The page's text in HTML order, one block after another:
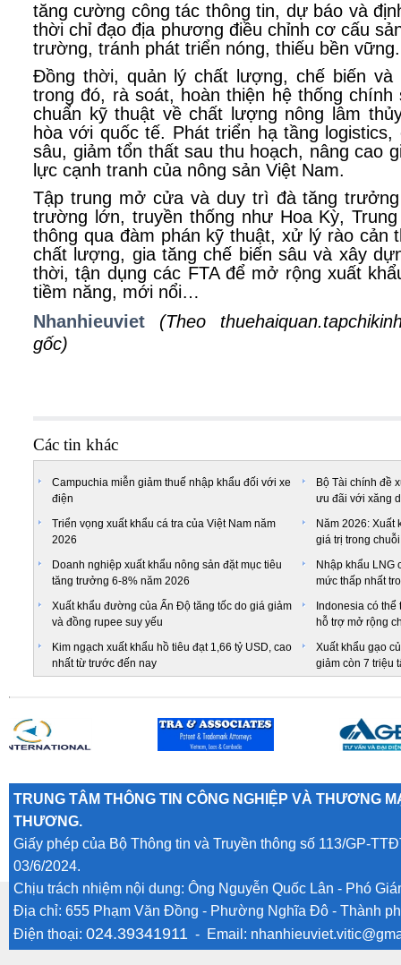
tăng cường công tác thông tin, dự báo và
thời chỉ đạo địa phương điều chỉnh cơ cấu
trường, tránh phát triển nóng, thiếu bền vững.
Đồng thời, quản lý chất lượng, chế biến
trong đó, rà soát, hoàn thiện hệ thống chính
chuẩn kỹ thuật về chất lượng nông lâm
hòa với quốc tế. Phát triển hạ tầng logistics,
sâu, giảm tổn thất sau thu hoạch, nâng cao
lực cạnh tranh của nông sản Việt Nam.
Tập trung mở cửa và duy trì đà tăng
trường lớn, truyền thống như Hoa Kỳ,
thông qua đàm phán kỹ thuật, xử lý rào cản
chất lượng, gia tăng chế biến sâu và xây
thời, tận dụng các FTA để mở rộng xuất
tiềm năng, mới nổi…
Nhanhieuviet (Theo
gốc)
Các tin khác
Campuchia miễn giảm thuế nhập khẩu đối với xe
điện
Bộ Tài chính đề
ưu đãi với xăng
Triển vọng xuất khẩu cá tra của Việt Nam năm
2026
Năm 2026: Xuất
giá trị trong
Doanh nghiệp xuất khẩu nông sản đặt mục tiêu
tăng trưởng 6-8% năm 2026
Nhập khẩu LNG
mức thấp nhất
Xuất khẩu đường của Ấn Độ tăng tốc do giá giảm
và đồng rupee suy yếu
Indonesia có
hỗ trợ mở rộng
Kim ngạch xuất khẩu hồ tiêu đạt 1,66 tỷ USD, cao
nhất từ trước đến nay
Xuất khẩu gạo
giảm còn 7 triệu
TRUNG TÂM THÔNG TIN CÔNG NGHIỆP VÀ THƯƠNG
THƯƠNG.
Giấy phép của Bộ Thông tin và Truyền thông số 113/GP-
03/6/2024.
Chịu trách nhiệm nội dung: Ông Nguyễn Quốc Lân - Phó
Địa chỉ: 655 Phạm Văn Đồng - Phường Nghĩa Đô - Thành
Điện thoại: 024.39341911 - Email: